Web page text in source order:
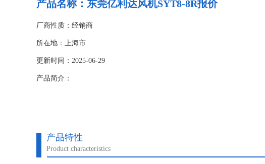
产品名称：东莞亿利达风机SYT8-8R报价
厂商性质：经销商
所在地：上海市
更新时间：2025-06-29
产品简介：
产品特性
Product characteristics